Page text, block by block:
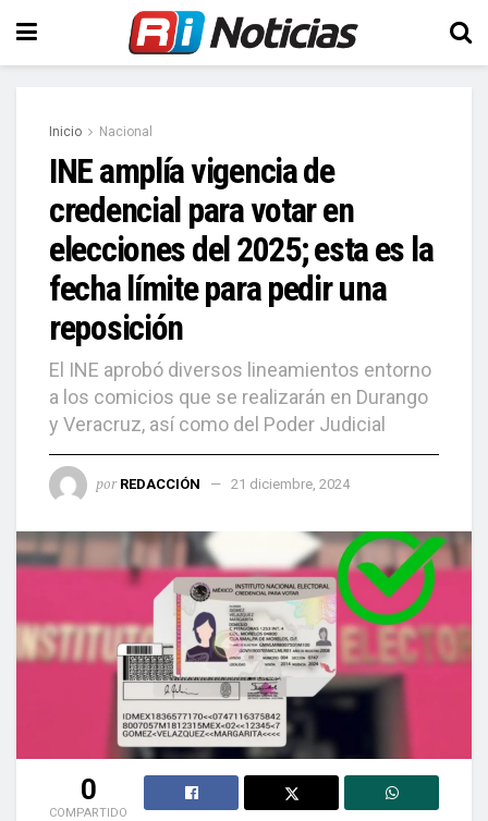
Inicio Nacional
INE amplía vigencia de
credencial para votar en
elecciones del 2025; esta es la
fecha límite para pedir una
reposición
El INE aprobó diversos lineamientos entorno
a los comicios que se realizarán en Durango
y Veracruz, así como del Poder Judicial
por REDACCIÓN 21 diciembre, 2024
0
COMPARTIDO